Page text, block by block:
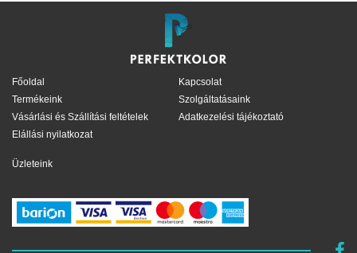
Főoldal
Kapcsolat
Termékeink
Szolgáltatásaink
Vásárlási és Szállítási feltételek
Adatkezelési tájékoztató
Elállási nyilatkozat
Üzleteink